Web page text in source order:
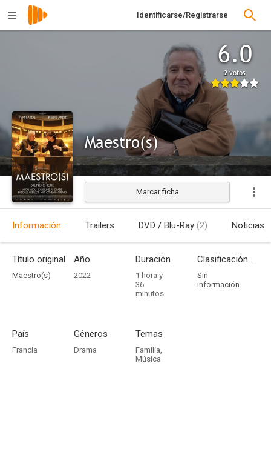
Identificarse/Registrarse
6.0
2 votos
Maestro(s)
Estrenada
Marcar ficha
Información Trailers DVD / Blu-Ray (2) Noticias
Título original
Maestro(s)
Año
2022
Duración
1 hora y
36
minutos
Clasificación por edades
Sin
información
País
Francia
Géneros
Drama
Temas
Familia,
Música